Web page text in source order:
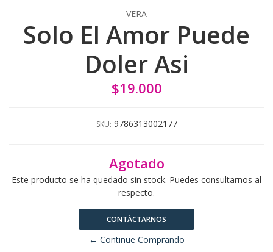
VERA
Solo El Amor Puede
Doler Asi
$19.000
SKU: 9786313002177
Agotado
Este producto se ha quedado sin stock. Puedes consultarnos al
respecto.
CONTÁCTARNOS
← Continue Comprando